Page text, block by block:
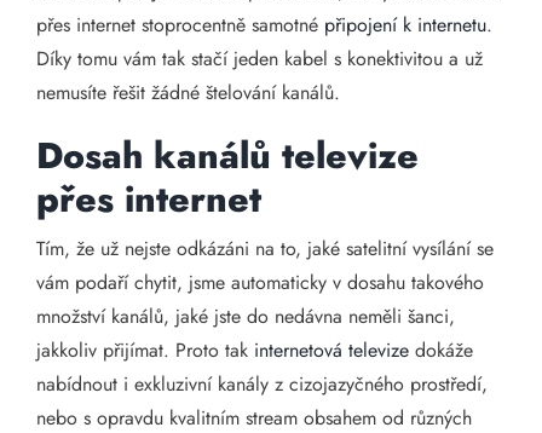
přes internet stoprocentně samotné připojení k internetu.
Díky tomu vám tak stačí jeden kabel s konektivitou a už
nemusíte řešit žádné štelování kanálů.
Dosah kanálů televize
přes internet
Tím, že už nejste odkázáni na to, jaké satelitní vysílání se
vám podaří chytit, jsme automaticky v dosahu takového
množství kanálů, jaké jste do nedávna neměli šanci,
jakkoliv přijímat. Proto tak internetová televize dokáže
nabídnout i exkluzivní kanály z cizojazyčného prostředí,
nebo s opravdu kvalitním stream obsahem od různých